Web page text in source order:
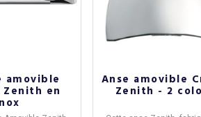
amovible
Zenith en
Anse amovible
Zenith - 2